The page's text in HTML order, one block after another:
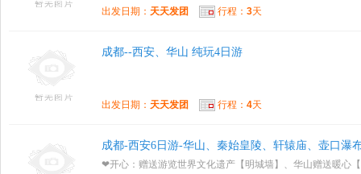
出发日期： 天天发团 行程： 3天
成都--西安、华山 纯玩4日游
出发日期： 天天发团 行程： 4天
成都-西安6日游-华山、秦始皇陵、轩辕庙、壶口瀑
❤开心：赠送游览世界文化遗产【明城墙】、华山赠送暖心